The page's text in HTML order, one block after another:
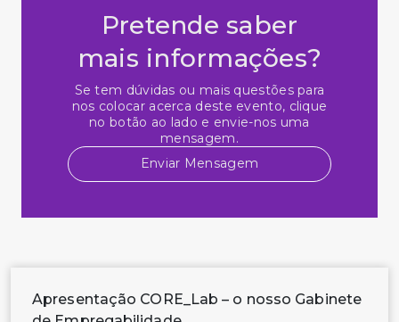
Pretende saber
mais informações?
Se tem dúvidas ou mais questões para
nos colocar acerca deste evento, clique
no botão ao lado e envie-nos uma
mensagem.
Enviar Mensagem
Apresentação CORE_Lab – o nosso Gabinete